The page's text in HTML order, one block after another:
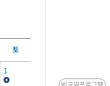
토
1